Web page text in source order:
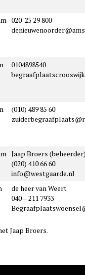
020-25 29 800
0104898540
(010) 489 85 60
Jaap Broers
(020) 410 66 60
info@westgaarde.nl
de heer van Weert
040 – 211 7933
Jaap Broers.